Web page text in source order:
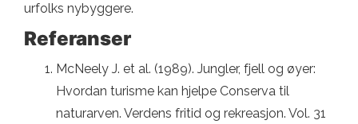
urfolks nybyggere.
Referanser
McNeely J. et al. (1989). Jungler, fjell og øyer:
Hvordan turisme kan hjelpe Conserva til
naturarven. Verdens fritid og rekreasjon. Vol. 31